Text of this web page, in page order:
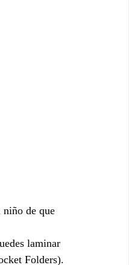
de que
laminar
Folders).